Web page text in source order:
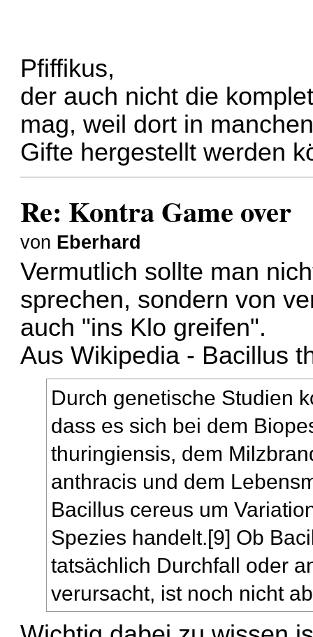
Pfiffikus,
der auch nicht die
mag, weil dort in
Gifte hergestellt werden
Re: Kontra Game over
von Eberhard
Vermutlich sollte man
sprechen, sondern von
auch "ins Klo greifen".
AusWikipedia - Bacillus
Durch genetische Studien
dass es sich bei dem
thuringiensis, dem
anthracis und dem
Bacillus cereus um
Spezies handelt.[9] Ob
tatsächlich Durchfall oder
verursacht, ist noch nicht